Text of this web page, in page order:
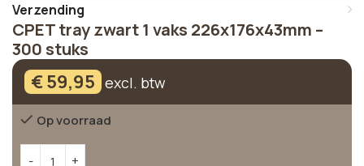
Verzending
CPET tray zwart 1 vaks 226x176x43mm –
300 stuks
€59,95 excl. btw
Op voorraad